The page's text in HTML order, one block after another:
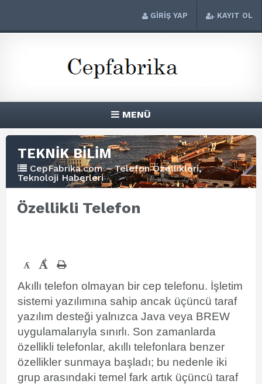
GİRİŞ YAP KAYIT OL
MENÜ
TEKNİK BİLİM
CepFabrika.com – Telefon Özellikleri,
Teknoloji Haberleri
Özellikli Telefon
- +
Akıllı telefon olmayan bir cep telefonu. İşletim
sistemi yazılımına sahip ancak üçüncü taraf
yazılım desteği yalnızca Java veya BREW
uygulamalarıyla sınırlı. Son zamanlarda
özellikli telefonlar, akıllı telefonlara benzer
özellikler sunmaya başladı; bu nedenle iki
grup arasındaki temel fark artık üçüncü taraf